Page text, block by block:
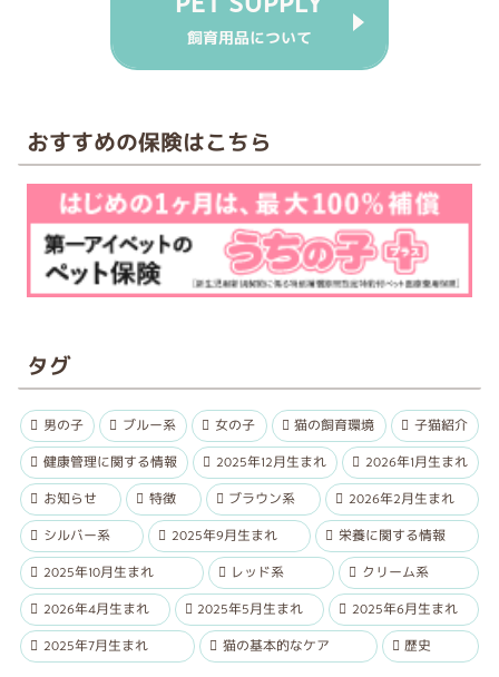
飼育用品について
おすすめの保険はこちら
タグ
男の子 ブルー系 女の子 猫の飼育環境 子猫紹介
健康管理に関する情報 2025年12月生まれ 2026年1月生まれ
お知らせ 特徴 ブラウン系 2026年2月生まれ
シルバー系 2025年9月生まれ 栄養に関する情報
2025年10月生まれ レッド系 クリーム系
2026年4月生まれ 2025年5月生まれ 2025年6月生まれ
2025年7月生まれ 猫の基本的なケア 歴史